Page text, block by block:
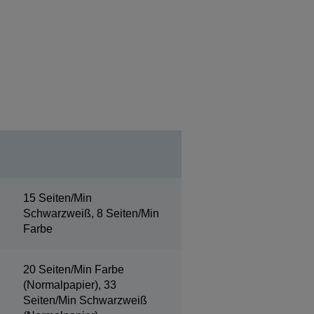
15 Seiten/Min
Schwarzweiß, 8 Seiten/Min
Farbe
20 Seiten/Min Farbe
(Normalpapier), 33
Seiten/Min Schwarzweiß